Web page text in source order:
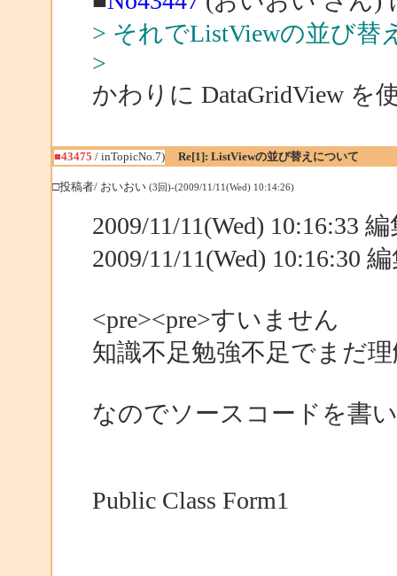
> それでListViewの並び替
>
かわりに DataGridView を
■43475 / inTopicNo.7) Re[1]: ListViewの並び替えについて
□投稿者/ おいおい (3回)-(2009/11/11(Wed) 10:14:26)
2009/11/11(Wed) 10:16:33
2009/11/11(Wed) 10:16:30
<pre><pre>すいません
知識不足勉強不足でまだ
なのでソースコードを書
Public Class Form1